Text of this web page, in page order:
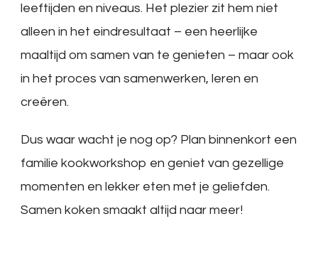
leeftijden en niveaus. Het plezier zit hem niet
alleen in het eindresultaat – een heerlijke
maaltijd om samen van te genieten – maar ook
in het proces van samenwerken, leren en
creëren.
Dus waar wacht je nog op? Plan binnenkort een
familie kookworkshop en geniet van gezellige
momenten en lekker eten met je geliefden.
Samen koken smaakt altijd naar meer!